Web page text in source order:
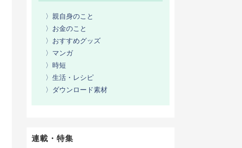
〉親自身のこと
〉お金のこと
〉おすすめグッズ
〉マンガ
〉時短
〉生活・レシピ
〉ダウンロード素材
連載・特集